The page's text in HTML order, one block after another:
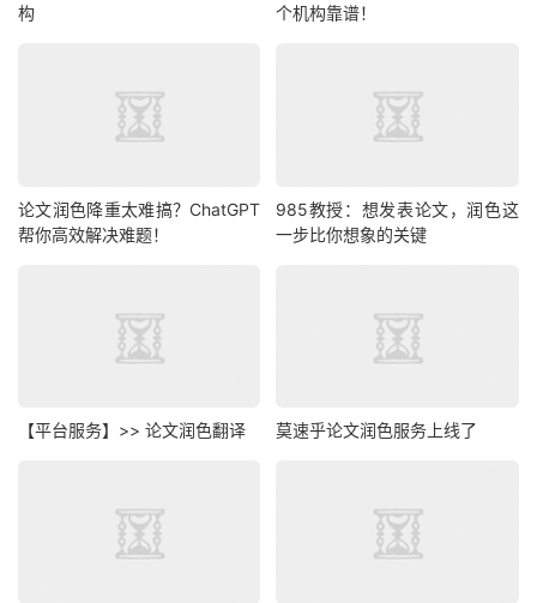
构
个机构靠谱！
论文润色降重太难搞？ChatGPT
帮你高效解决难题！
985教授：想发表论文，润色这
一步比你想象的关键
【平台服务】>> 论文润色翻译 莫速乎论文润色服务上线了